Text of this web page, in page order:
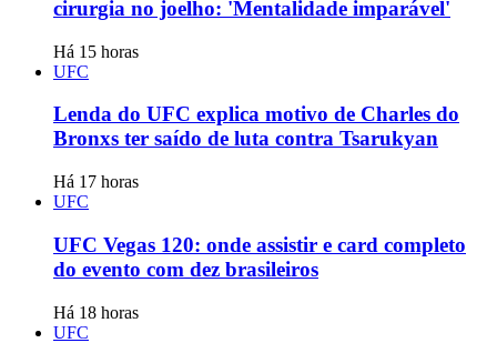
cirurgia no joelho: 'Mentalidade imparável'
Há 15 horas
UFC
Lenda do UFC explica motivo de Charles do
Bronxs ter saído de luta contra Tsarukyan
Há 17 horas
UFC
UFC Vegas 120: onde assistir e card completo
do evento com dez brasileiros
Há 18 horas
UFC